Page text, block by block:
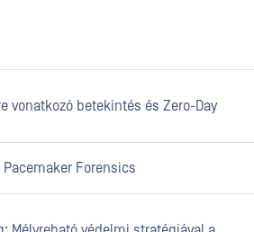
vonatkozó betekintés és Zero-Day
Forensics